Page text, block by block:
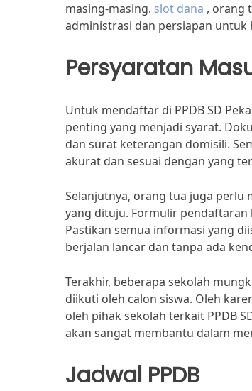
masing-masing. slot dana , orang
administrasi dan persiapan untuk
Persyaratan
Untuk mendaftar di PPDB SD
penting yang menjadi syarat.
dan surat keterangan domisili.
akurat dan sesuai dengan yang
Selanjutnya, orang tua juga
yang dituju. Formulir pendaftaran
Pastikan semua informasi yang
berjalan lancar dan tanpa ada
Terakhir, beberapa sekolah
diikuti oleh calon siswa. Oleh
oleh pihak sekolah terkait PPDB
akan sangat membantu dalam
Jadwal PPDB